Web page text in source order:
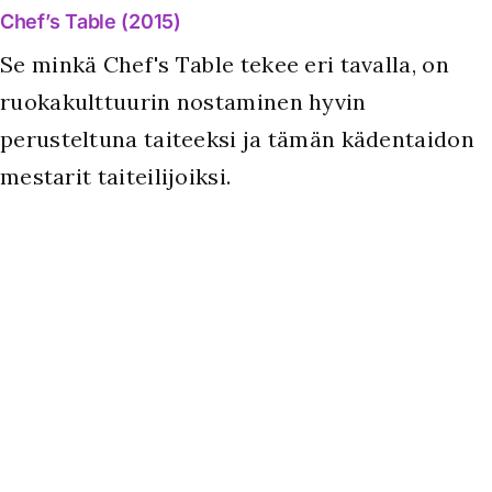
Chef’s Table (2015)
Se minkä Chef's Table tekee eri tavalla, on
ruokakulttuurin nostaminen hyvin
perusteltuna taiteeksi ja tämän kädentaidon
mestarit taiteilijoiksi.